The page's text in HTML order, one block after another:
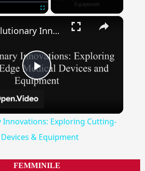
×
Play
Revolutionary Innovations: Exploring Cutting-Edge Medical Devices & Equipment
Innovations: Exploring Cutting-
& Equipment
FEMMINILE